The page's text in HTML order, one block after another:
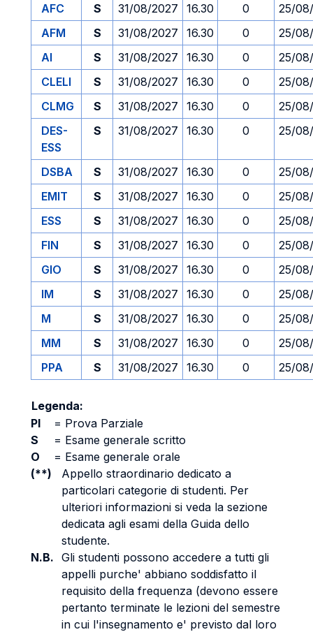
AFC S 31/08/2027 16.30 0
25/
AFM
S 31/08/2027 16.30 0
25/
AI
S 31/08/2027 16.30 0
25/
CLELI
S 31/08/2027 16.30 0
25/
CLMG
S 31/08/2027 16.30 0
25/
DES-
ESS
S 31/08/2027 16.30 0 25/
DSBA S 31/08/2027 16.30 0
25/
EMIT
S 31/08/2027 16.30 0
25/
ESS
S 31/08/2027 16.30 0
25/
FIN
S 31/08/2027 16.30 0
25/
GIO
S 31/08/2027 16.30 0
25/
IM
S 31/08/2027 16.30 0
25/
M
S 31/08/2027 16.30 0
25/
MM
S 31/08/2027 16.30 0
25/
PPA
S 31/08/2027 16.30 0 25/
Legenda:
PI
= Prova Parziale
S
= Esame generale scritto
O
= Esame generale orale
(**)
Appello straordinario dedicato a
particolari categorie di studenti. Per
ulteriori informazioni si veda la sezione
dedicata agli esami della Guida dello
studente.
N.B. Gli studenti possono accedere a tutti gli
appelli purche' abbiano soddisfatto il
requisito della frequenza (devono essere
pertanto terminate le lezioni del semestre
in cui l'insegnamento e' previsto dal loro